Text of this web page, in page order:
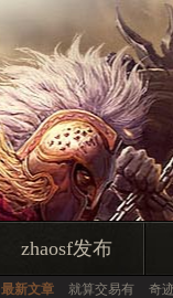
zhaosf发布
最新文章 就算交易有 奇